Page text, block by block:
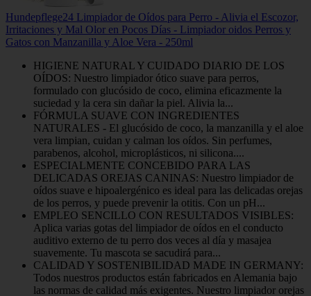
Hundepflege24 Limpiador de Oídos para Perro - Alivia el Escozor,
Irritaciones y Mal Olor en Pocos Días - Limpiador oidos Perros y
Gatos con Manzanilla y Aloe Vera - 250ml
HIGIENE NATURAL Y CUIDADO DIARIO DE LOS
OÍDOS: Nuestro limpiador ótico suave para perros,
formulado con glucósido de coco, elimina eficazmente la
suciedad y la cera sin dañar la piel. Alivia la...
FÓRMULA SUAVE CON INGREDIENTES
NATURALES - El glucósido de coco, la manzanilla y el aloe
vera limpian, cuidan y calman los oídos. Sin perfumes,
parabenos, alcohol, microplásticos, ni silicona....
ESPECIALMENTE CONCEBIDO PARA LAS
DELICADAS OREJAS CANINAS: Nuestro limpiador de
oídos suave e hipoalergénico es ideal para las delicadas orejas
de los perros, y puede prevenir la otitis. Con un pH...
EMPLEO SENCILLO CON RESULTADOS VISIBLES:
Aplica varias gotas del limpiador de oídos en el conducto
auditivo externo de tu perro dos veces al día y masajea
suavemente. Tu mascota se sacudirá para...
CALIDAD Y SOSTENIBILIDAD MADE IN GERMANY:
Todos nuestros productos están fabricados en Alemania bajo
las normas de calidad más exigentes. Nuestro limpiador orejas